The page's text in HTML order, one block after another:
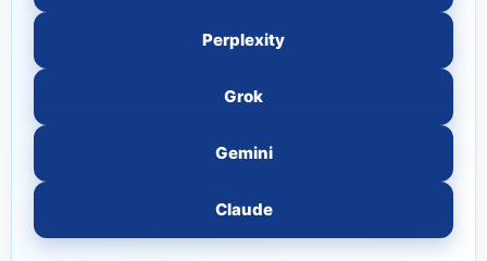
Perplexity
Grok
Gemini
Claude